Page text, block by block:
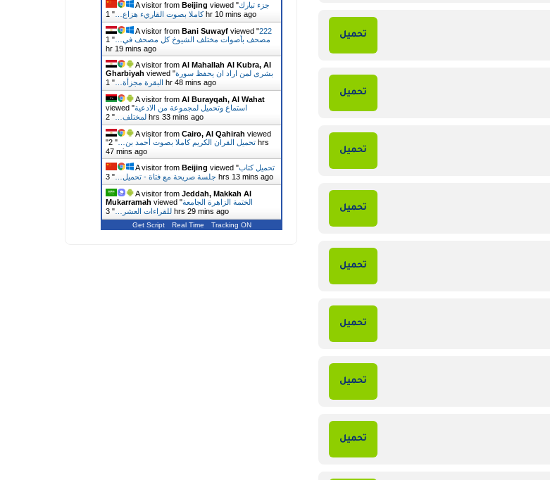
تحميل
تحميل
تحميل
تحميل
تحميل
تحميل
تحميل
تحميل
A visitor from Beijing viewed "جزء تبارك
كاملا بصوت القاريء هزاع… "
1 hr 10 mins ago
A visitor from Bani Suwayf viewed "222
مصحف بأصوات مختلف الشيوخ كل مصحف في… "
1
hr 19 mins ago
A visitor from Al Mahallah Al Kubra, Al
Gharbiyah viewed "بشرى لمن اراد ان يحفظ سورة
البقرة مجزأة… "
1 hr 48 mins ago
A visitor from Al Burayqah, Al Wahat
viewed "استماع وتحميل لمجموعة من الادعية
لمختلف… "
2 hrs 33 mins ago
A visitor from Cairo, Al Qahirah viewed
"
تحميل القران الكريم كاملا بصوت أحمد بن… "
2 hrs
47 mins ago
A visitor from Beijing viewed "تحميل كتاب
جلسة صريحة مع فتاة - تحميل… "
3 hrs 13 mins ago
A visitor from Jeddah, Makkah Al
Mukarramah viewed "الختمة الزاهرة الجامعة
للقراءات العشر… " 3 hrs 29 mins ago
Get Script Real Time Tracking ON